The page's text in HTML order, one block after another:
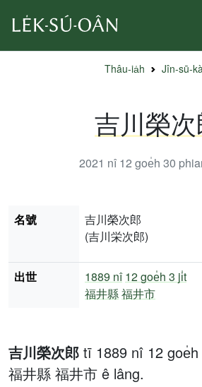
Thâu-ia̍h Jîn-sū-
吉川榮
2021 nî 12 goe̍h 30
吉川榮次郎 tī 1889 nî 12
福井縣 福井市 ê lâng.
名號
吉川榮次郎
(吉川栄次郎)
出世 1889 nî 12 goe̍h 3 ji̍t
福井縣福井市